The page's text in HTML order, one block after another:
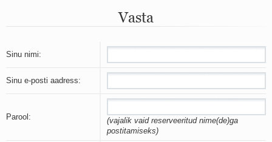
Mu isamaa on minu arm
Ih-ih-hii ja ah-ah-haa
Päikeselapsed
Laul võimalusest
Nii vaikseks kõik on jäänud
Mis saab sellest loomusevalust
Vasta
Sinu nimi:
Sinu e-posti aadress:
Parool:
(vajalik vaid reserveeritud nime(de)ga
postitamiseks)